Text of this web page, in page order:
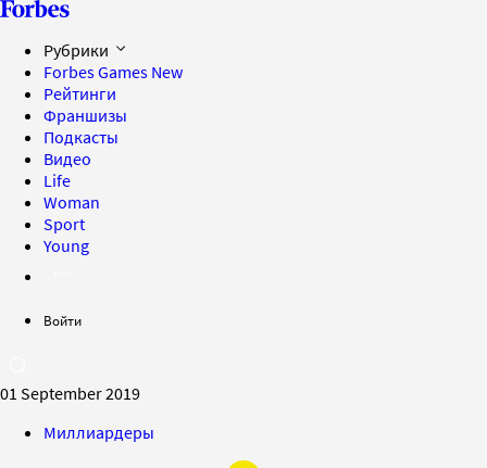
Рубрики
Forbes Games New
Рейтинги
Франшизы
Подкасты
Видео
Life
Woman
Sport
Young
Войти
01 September 2019
Миллиардеры